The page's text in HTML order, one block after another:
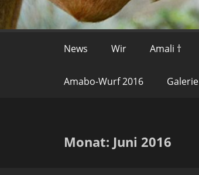
News Wir Amali †
Amabo-Wurf 2016 Galerie
Monat: Juni 2016